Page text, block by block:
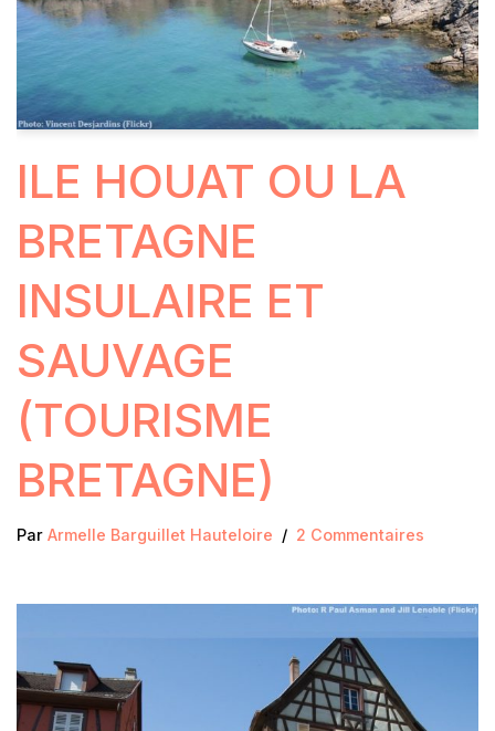
ILE HOUAT OU LA
BRETAGNE
INSULAIRE ET
SAUVAGE
(TOURISME
BRETAGNE)
Par Armelle Barguillet Hauteloire 2 Commentaires